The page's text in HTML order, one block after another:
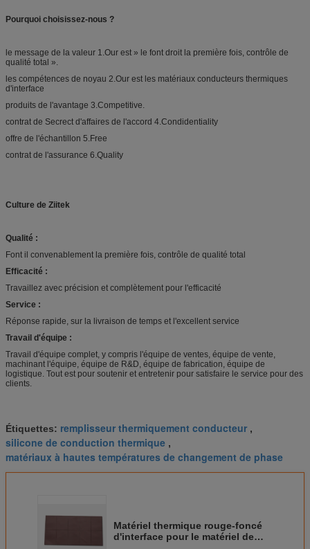
Pourquoi choisissez-nous ?
le message de la valeur 1.Our est » le font droit la première fois, contrôle de
qualité total ».
les compétences de noyau 2.Our est les matériaux conducteurs thermiques
d'interface
produits de l'avantage 3.Competitive.
contrat de Secrect d'affaires de l'accord 4.Condidentiality
offre de l'échantillon 5.Free
contrat de l'assurance 6.Quality
Culture de Ziitek
Qualité :
Font il convenablement la première fois, contrôle de qualité total
Efficacité :
Travaillez avec précision et complètement pour l'efficacité
Service :
Réponse rapide, sur la livraison de temps et l'excellent service
Travail d'équipe :
Travail d'équipe complet, y compris l'équipe de ventes, équipe de vente,
machinant l'équipe, équipe de R&D, équipe de fabrication, équipe de
logistique. Tout est pour soutenir et entretenir pour satisfaire le service pour des
clients.
Étiquettes: remplisseur thermiquement conducteur ,
silicone de conduction thermique ,
matériaux à hautes températures de changement de phase
Matériel thermique rouge-foncé
d'interface pour le matériel de